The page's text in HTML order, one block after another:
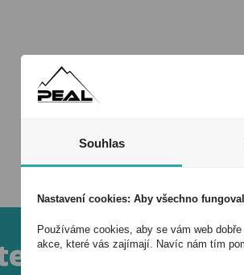
naše akce a
Souhlas
Nastavení cookies: Aby všechno
Používáme cookies, aby se vám web
akce, které vás zajímají. Navíc nám tím